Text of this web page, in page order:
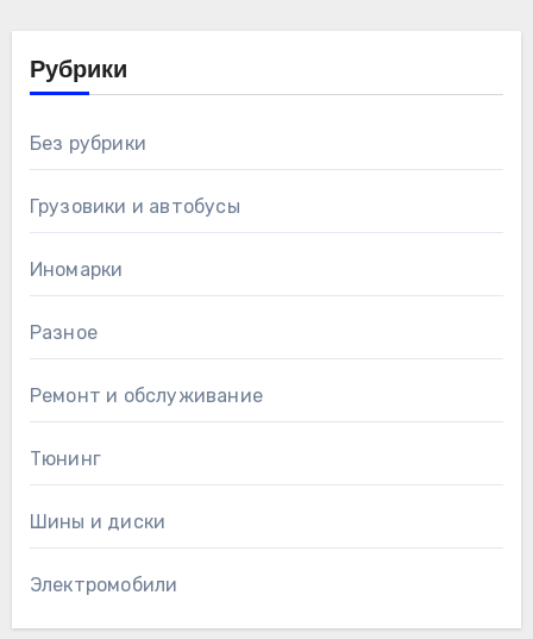
Рубрики
Без рубрики
Грузовики и автобусы
Иномарки
Разное
Ремонт и обслуживание
Тюнинг
Шины и диски
Электромобили